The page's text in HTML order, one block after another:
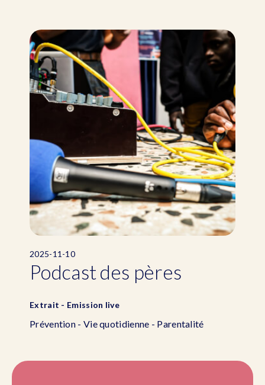
2025-11-10
Podcast des pères
Extrait - Emission live
Prévention - Vie quotidienne - Parentalité